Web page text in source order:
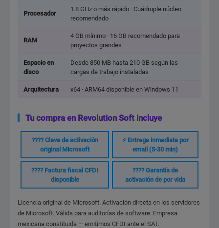
Procesador
1.8 GHz o más rápido · Cuádruple núcleo
recomendado
RAM
4 GB mínimo · 16 GB recomendado para
proyectos grandes
Espacio en
disco
Desde 850 MB hasta 210 GB según las
cargas de trabajo instaladas
Arquitectura x64 · ARM64 disponible en Windows 11
Tu compra en Revolution Soft incluye
???? Clave de activación
original Microsoft
⚡ Entrega inmediata por
email (5-30 min)
???? Factura fiscal CFDI
disponible
????️ Garantía de
activación de por vida
Licencia original de Microsoft. Activación directa en los servidores
de Microsoft. Válida para auditorías de software. Empresa
mexicana constituida — emitimos CFDI ante el SAT.